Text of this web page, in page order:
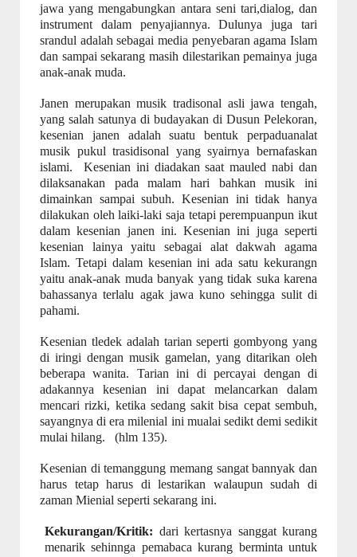
jawa yang mengabungkan antara seni tari,dialog, dan
instrument dalam penyajiannya. Dulunya juga tari
srandul adalah sebagai media penyebaran agama Islam
dan sampai sekarang masih dilestarikan pemainya juga
anak-anak muda.
Janen merupakan musik tradisonal asli jawa tengah,
yang salah satunya di budayakan di Dusun Pelekoran,
kesenian janen adalah suatu bentuk perpaduanalat
musik pukul trasidisonal yang syairnya bernafaskan
islami.
Kesenian ini diadakan saat mauled nabi dan
dilaksanakan pada malam hari bahkan musik ini
dimainkan sampai subuh. Kesenian ini tidak hanya
dilakukan oleh laiki-laki saja tetapi perempuanpun ikut
dalam kesenian janen ini. Kesenian ini juga seperti
kesenian lainya yaitu sebagai alat dakwah agama
Islam. Tetapi dalam kesenian ini ada satu kekurangn
yaitu anak-anak muda banyak yang tidak suka karena
bahassanya terlalu agak jawa kuno sehingga sulit di
pahami.
Kesenian tledek adalah tarian seperti gombyong yang
di iringi dengan musik gamelan, yang ditarikan oleh
beberapa wanita. Tarian ini di percayai dengan di
adakannya kesenian ini dapat melancarkan dalam
mencari rizki, ketika sedang sakit bisa cepat sembuh,
sayangnya di era milenial ini mualai sedikt demi sedikit
mulai hilang.
(hlm 135).
Kesenian di temanggung memang sangat bannyak dan
harus tetap harus di lestarikan walaupun sudah di
zaman Mienial seperti sekarang ini.
Kekurangan/Kritik: dari kertasnya sanggat kurang
menarik sehinnga pemabaca kurang berminta untuk